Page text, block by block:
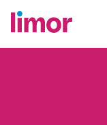
Navigatie
overslaan